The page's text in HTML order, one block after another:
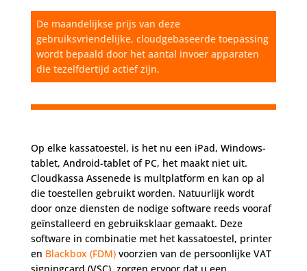
De maandelijkse prijs van deze
gebruiksvriendelijke, cloudgebaseerde toepassing
wordt bepaald door het aantal invoer apparaten
die tezelfdertijd actief zijn.
Op elke kassatoestel, is het nu een iPad, Windows-
tablet, Android-tablet of PC, het maakt niet uit.
Cloudkassa Assenede is multplatform en kan op al
die toestellen gebruikt worden. Natuurlijk wordt
door onze diensten de nodige software reeds vooraf
geïnstalleerd en gebruiksklaar gemaakt. Deze
software in combinatie met het kassatoestel, printer
en Blackbox (FDM)voorzien van de persoonlijke VAT